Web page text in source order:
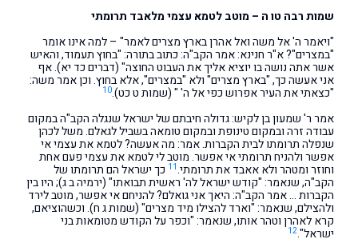
שמות רבה טו ה – מוטב לטמא עצמי מלאבד תרומתי
"ויאמר ה' אל משה ואל אהרן בארץ מצרים לאמר" – למה אינו אומר
"במצרים"? א"ר חנינא: אמר הקב"ה: כתוב בתורה: "בחוץ תעמוד, והאיש
אשר אתה נושה בו יוציא אליך את העבוט החוצה" (דברים כד יא). אף
אני אעשה כך, "בארץ מצרים" ולא "במצרים", אלא בחוץ. וכן אמר משה:
"כצאתי את העיר אפרוש כפי אל ה' " (שמות ט כט).10
אמר ר' שמעון בן לקיש: גדולה חיבתם של ישראל שנגלה הקב"ה במקום
עבודה זרה ובמקום טינופת ובמקום טומאה בשביל לגאלם. משל לכהן
שנפלה תרומתו לבית הקברות. אמר: מה אעשה? לטמא את עצמי אי
אפשר ולהניח תרומתי אי אפשר. מוטב לי לטמא את עצמי פעם אחת
וחוזר ומטהר ולא אאבד את תרומתי.11 כך ישראל הם תרומתו של
הקב"ה, שנאמר: "קודש ישראל לה' ראשית תבואתו" (ירמיה ב ג); היו בין
הקברות … אמר הקב"ה: היאך אני גואלם? להניחם אי אפשר, מוטב לירד
ולהצילם, שנאמר: "וארד להצילו מיד מצרים" (שמות ג ח). וכשהוציאם,
קרא לאהרן וטהר אותו, שנאמר: "וכפר על הקודש מטומאות בני
ישראל".12